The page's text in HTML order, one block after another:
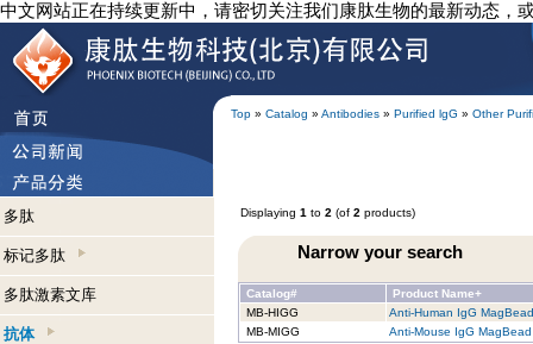
中文网站正在持续更新中，请密切关注我们康肽生物的最新动态，
Top » Catalog » Antibodies » Purified lgG » Other
多肽
标记多肽
多肽激素文库
抗体
Displaying 1 to 2 (of 2 products)
Narrow your search
Catalog#
Product Name+
MB-HIGG
Anti-Human IgG MagBead
MB-MIGG
Anti-Mouse IgG MagBead